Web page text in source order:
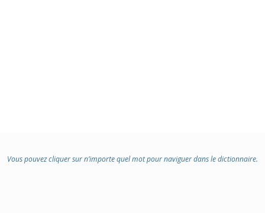
Vous pouvez cliquer sur n’importe quel mot pour naviguer dans le dictionnaire.